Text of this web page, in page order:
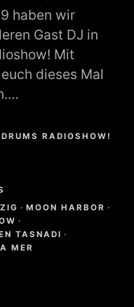
haben wir
Gast DJ in
Mit
dieses Mal
RADIOSHOW!
· MOON HARBOR ·
·
TASNADI ·
MER